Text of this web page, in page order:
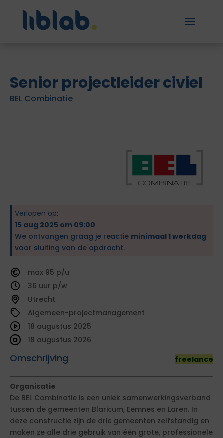
Senior projectleider civiel
BEL Combinatie
Verlopen op:
15 aug 2025 om 09:00
We ontvangen graag je reactie minimaal 1 werkdag
voor sluiting van de opdracht.
95
36
Utrecht
Algemeen-projectmanagement
Omschrijving freelance
18 augustus 2025
18 augustus 2026
Organisatie
De BEL Combinatie is een uniek samenwerkingsverband
tussen de gemeenten Blaricum, Eemnes en Laren. In
deze constructie zijn de drie gemeenten zelfstandig en
maken ze alle drie gebruik van één grote, professionele